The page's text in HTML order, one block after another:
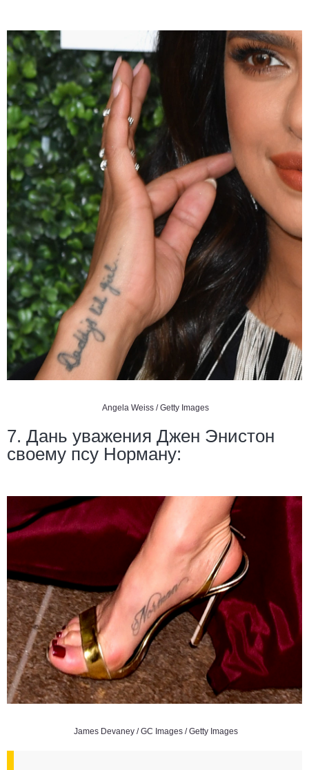
Angela Weiss / Getty Images
7. Дань уважения Джен Энистон
своему псу Норману:
James Devaney / GC Images / Getty Images